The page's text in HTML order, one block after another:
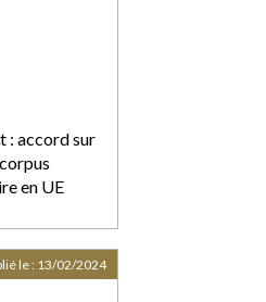
: accord sur
en UE
le : 13/02/2024